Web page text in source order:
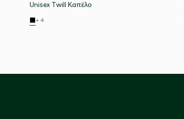
Unisex Twill Καπέλο
+ 4